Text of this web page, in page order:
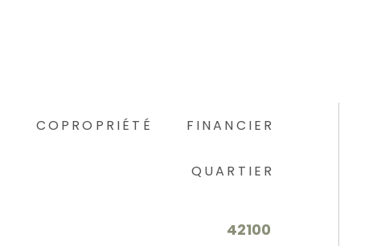
COPROPRIÉTÉ FINANCIER
QUARTIER
42100